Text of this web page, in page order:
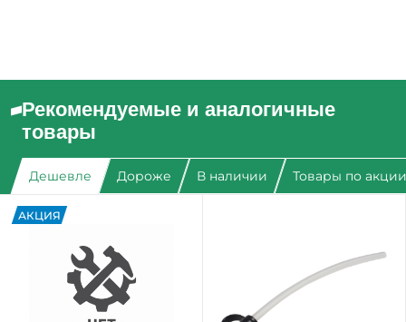
Рекомендуемые и аналогичные
товары
Дешевле Дороже В наличии Товары по акции
АКЦИЯ